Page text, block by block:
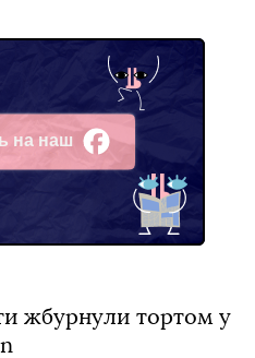
на наш
жбурнули тортом у